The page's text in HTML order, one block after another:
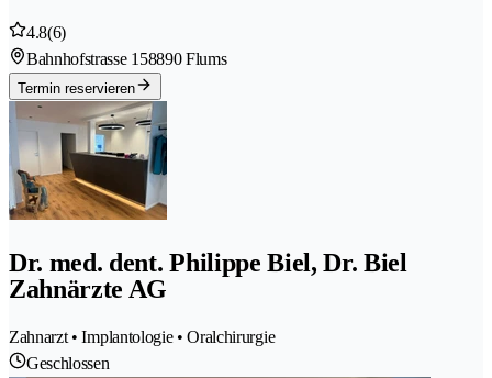
4.8(6)
Bahnhofstrasse 158890 Flums
Termin reservieren
Dr. med. dent. Philippe Biel, Dr. Biel
Zahnärzte AG
Zahnarzt • Implantologie • Oralchirurgie
Geschlossen